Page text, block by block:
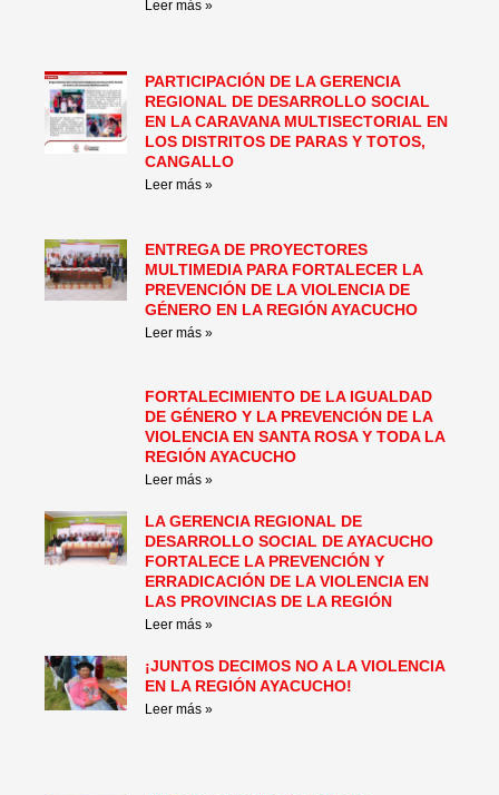
Leer más »
PARTICIPACIÓN DE LA GERENCIA
REGIONAL DE DESARROLLO SOCIAL
EN LA CARAVANA MULTISECTORIAL EN
LOS DISTRITOS DE PARAS Y TOTOS,
CANGALLO
Leer más »
ENTREGA DE PROYECTORES
MULTIMEDIA PARA FORTALECER LA
PREVENCIÓN DE LA VIOLENCIA DE
GÉNERO EN LA REGIÓN AYACUCHO
Leer más »
FORTALECIMIENTO DE LA IGUALDAD
DE GÉNERO Y LA PREVENCIÓN DE LA
VIOLENCIA EN SANTA ROSA Y TODA LA
REGIÓN AYACUCHO
Leer más »
LA GERENCIA REGIONAL DE
DESARROLLO SOCIAL DE AYACUCHO
FORTALECE LA PREVENCIÓN Y
ERRADICACIÓN DE LA VIOLENCIA EN
LAS PROVINCIAS DE LA REGIÓN
Leer más »
¡JUNTOS DECIMOS NO A LA VIOLENCIA
EN LA REGIÓN AYACUCHO!
Leer más »